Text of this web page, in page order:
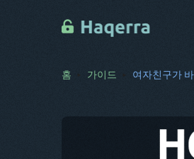
홈 가이드 여자친구가